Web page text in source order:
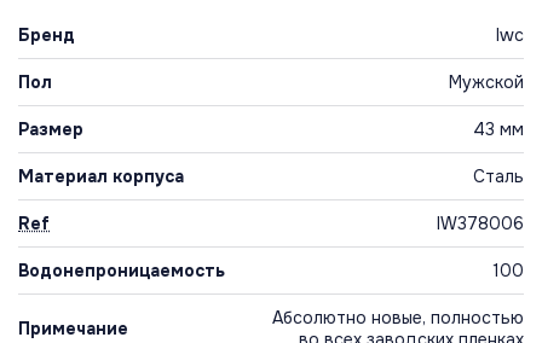
Бренд Iwc
Пол Мужской
Размер 43 мм
Материал корпуса Сталь
Ref IW378006
Водонепроницаемость 100
Примечание
Абсолютно новые, полностью